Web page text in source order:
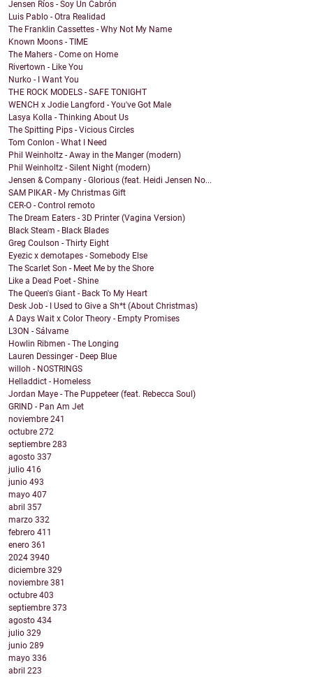
Jensen Ríos - Soy Un Cabrón
Luis Pablo - Otra Realidad
The Franklin Cassettes - Why Not My Name
Known Moons - TIME
The Mahers - Come on Home
Rivertown - Like You
Nurko - I Want You
THE ROCK MODELS - SAFE TONIGHT
WENCH x Jodie Langford - You've Got Male
Lasya Kolla - Thinking About Us
The Spitting Pips - Vicious Circles
Tom Conlon - What I Need
Phil Weinholtz - Away in the Manger (modern)
Phil Weinholtz - Silent Night (modern)
Jensen & Company - Glorious (feat. Heidi Jensen No...
SAM PIKAR - My Christmas Gift
CER-O - Control remoto
The Dream Eaters - 3D Printer (Vagina Version)
Black Steam - Black Blades
Greg Coulson - Thirty Eight
Eyezic x demotapes - Somebody Else
The Scarlet Son - Meet Me by the Shore
Like a Dead Poet - Shine
The Queen's Giant - Back To My Heart
Desk Job - I Used to Give a Sh*t (About Christmas)
A Days Wait x Color Theory - Empty Promises
L3ON - Sálvame
Howlin Ribmen - The Longing
Lauren Dessinger - Deep Blue
willoh - NOSTRINGS
Helladdict - Homeless
Jordan Maye - The Puppeteer (feat. Rebecca Soul)
GRIND - Pan Am Jet
noviembre 241
octubre 272
septiembre 283
agosto 337
julio 416
junio 493
mayo 407
abril 357
marzo 332
febrero 411
enero 361
2024 3940
diciembre 329
noviembre 381
octubre 403
septiembre 373
agosto 434
julio 329
junio 289
mayo 336
abril 223